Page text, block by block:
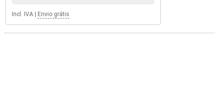
Incl. IVA Envio grátis